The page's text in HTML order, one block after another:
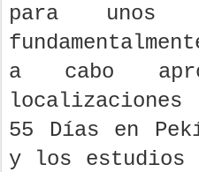
para unos
a cabo
localizaciones
55 Días en
y los estudios